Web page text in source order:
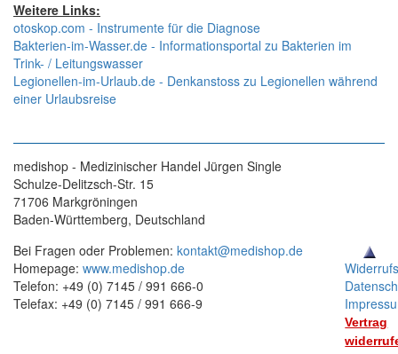
Weitere Links:
otoskop.com - Instrumente für die Diagnose
Bakterien-im-Wasser.de - Informationsportal zu Bakterien im
Trink- / Leitungswasser
Legionellen-im-Urlaub.de - Denkanstoss zu Legionellen während
einer Urlaubsreise
medishop - Medizinischer Handel Jürgen Single
Schulze-Delitzsch-Str. 15
71706 Markgröningen
Baden-Württemberg, Deutschland
Bei Fragen oder Problemen: kontakt@medishop.de
Homepage: www.medishop.de
Telefon: +49 (0) 7145 / 991 666-0
Telefax: +49 (0) 7145 / 991 666-9
Vertrag